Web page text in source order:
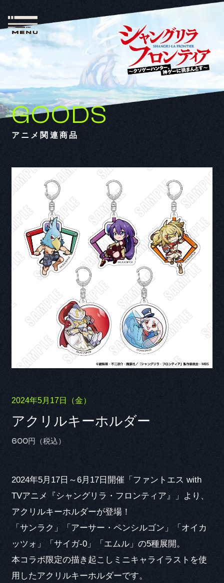
CAST COMMENT
Q1. 本作品の印象
GOODS
アニメ関連商品
2024年5月17日（金）
アクリルキーホルダー
600円（税込）
2024年5月17日～6月17日開催「ファントエス with
TVアニメ『シャングリラ・フロンティア』」より、
アクリルキーホルダーが登場！
「サンラク」「アーサー・ペンシルゴン」「オイカ
ッツォ」「サイガ-0」「エムル」の5種展開。
本コラボ限定の描き起こしミニキャライラストを使
用したアクリルキーホルダーです。